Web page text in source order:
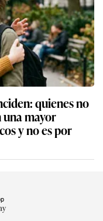
quienes no
mayor
y no es por